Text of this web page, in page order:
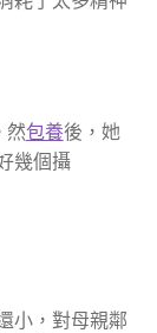
然包養後，她
幾個攝
，對母親鄰